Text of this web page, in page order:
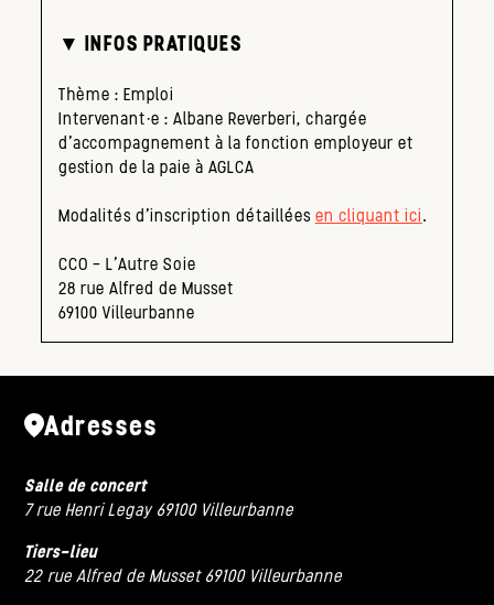
▼ INFOS PRATIQUES
Thème : Emploi
Intervenant·e : Albane Reverberi, chargée
d’accompagnement à la fonction employeur et
gestion de la paie à AGLCA
Modalités d’inscription détaillées en cliquant ici.
CCO – L’Autre Soie
28 rue Alfred de Musset
69100 Villeurbanne
Adresses
Salle de concert
7 rue Henri Legay 69100 Villeurbanne
Tiers-lieu
22 rue Alfred de Musset 69100 Villeurbanne